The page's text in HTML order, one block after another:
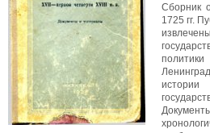
Сборник
1725 гг.